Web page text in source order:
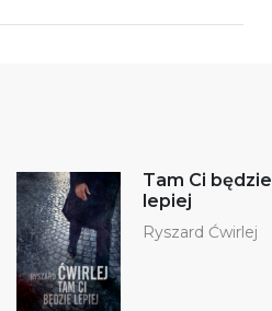
Tam Ci będzie
lepiej
Ryszard Ćwirlej